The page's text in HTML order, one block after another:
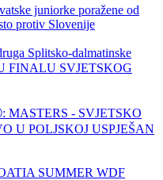
juniorke poražene od
protiv Slovenije
Splitsko-dalmatinske
FINALU SVJETSKOG
MASTERS - SVJETSKO
U POLJSKOJ USPJEŠAN
SUMMER WDF